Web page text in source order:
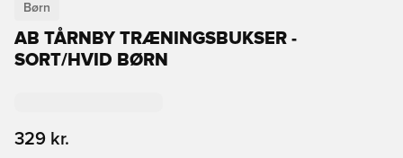
Børn
AB TÅRNBY TRÆNINGSBUKSER -
SORT/HVID BØRN
329 kr.